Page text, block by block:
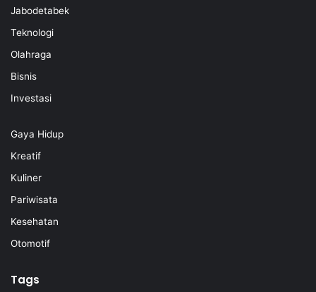
Jabodetabek
Teknologi
Olahraga
Bisnis
Investasi
Gaya Hidup
Kreatif
Kuliner
Pariwisata
Kesehatan
Otomotif
Tags